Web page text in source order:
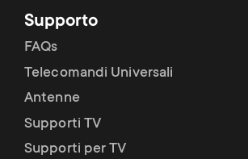
Supporto
FAQs
Telecomandi Universali
Antenne
Supporti TV
Supporti per TV